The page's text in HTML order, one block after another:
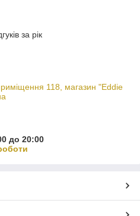
за рік
118, магазин "Eddie
до 20:00